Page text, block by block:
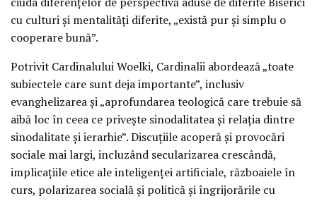
cu culturi și mentalități diferite, „există pur și simplu o
cooperare bună”.
Potrivit Cardinalului Woelki, Cardinalii abordează „toate
subiectele care sunt deja importante”, inclusiv
evanghelizarea și „aprofundarea teologică care trebuie să
aibă loc în ceea ce privește sinodalitatea și relația dintre
sinodalitate și ierarhie”. Discuțiile acoperă și provocări
sociale mai largi, incluzând secularizarea crescândă,
implicațiile etice ale inteligenței artificiale, războaiele în
curs, polarizarea socială și politică și îngrijorările cu